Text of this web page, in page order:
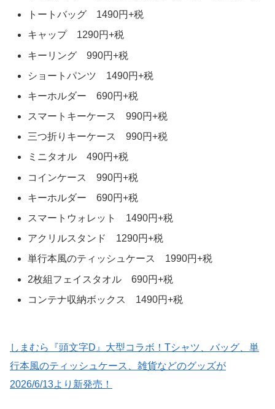
トートバッグ 1490円+税
キャップ 1290円+税
キーリング 990円+税
ショートパンツ 1490円+税
キーホルダー 690円+税
スマートキーケース 990円+税
三つ折りキーケース 990円+税
ミニタオル 490円+税
コインケース 990円+税
キーホルダー 690円+税
スマートウォレット 1490円+税
アクリルスタンド 1290円+税
単行本風のティッシュケース 1990円+税
2枚組フェイスタオル 690円+税
コンテナ収納ボックス 1490円+税
しまむら『頭文字D』大型コラボ！Tシャツ、バッグ、単
行本風のティッシュケース、雑貨などのグッズが
2026/6/13より新発売！